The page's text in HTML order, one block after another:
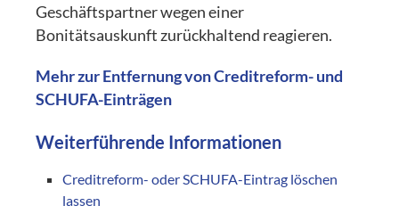
Geschäftspartner wegen einer
Bonitätsauskunft zurückhaltend reagieren.
Mehr zur Entfernung von Creditreform- und
SCHUFA-Einträgen
Weiterführende Informationen
Creditreform- oder SCHUFA-Eintrag löschen
lassen